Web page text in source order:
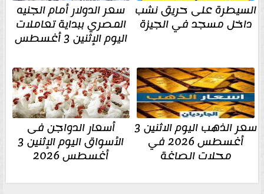
السيطرة على حريق نشب
داخل مسجد في الجيزة
سعر الدولار أمام الجنيه
المصري ببداية تعاملات
اليوم الإثنين 3 أغسطس
سعر الذهب اليوم الاثنين 3
أغسطس 2026 في
محلات الصاغة
أسعار الدواجن فى
الأسواق اليوم الإثنين 3
أغسطس 2026